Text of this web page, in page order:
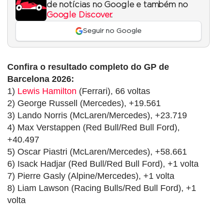
de notícias no Google e também no
Google Discover.
Seguir no Google
Confira o resultado completo do GP de
Barcelona 2026:
1) Lewis Hamilton (Ferrari), 66 voltas
2) George Russell (Mercedes), +19.561
3) Lando Norris (McLaren/Mercedes), +23.719
4) Max Verstappen (Red Bull/Red Bull Ford),
+40.497
5) Oscar Piastri (McLaren/Mercedes), +58.661
6) Isack Hadjar (Red Bull/Red Bull Ford), +1 volta
7) Pierre Gasly (Alpine/Mercedes), +1 volta
8) Liam Lawson (Racing Bulls/Red Bull Ford), +1
volta